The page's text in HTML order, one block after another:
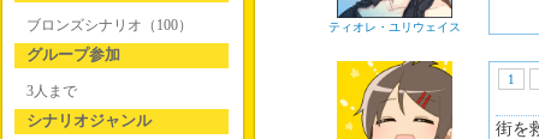
ティオレ・ユリウェイス
1
街を
ブロンズシナリオ（100）
グループ参加
3人まで
シナリオジャンル